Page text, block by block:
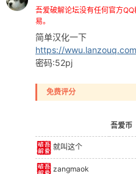
吾爱破解论坛没有任何官方
易。
简单汉化一下
https://
密码:52pj
免费评分
吾爱币
就叫这个
zangmaok